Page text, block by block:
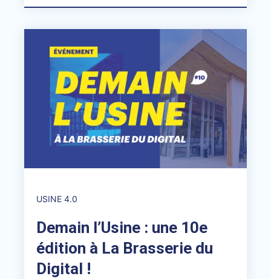
USINE 4.0
Demain l’Usine : une 10e
édition à La Brasserie du
Digital !